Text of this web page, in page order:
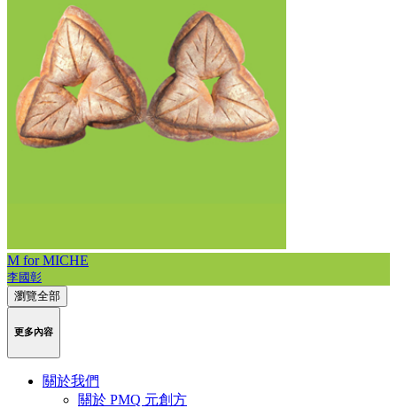
M for MICHE
李國彰
瀏覽全部
更多內容
關於我們
關於 PMQ 元創方